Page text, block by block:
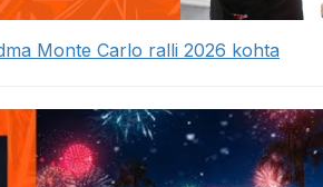
Monte Carlo ralli 2026 kohta